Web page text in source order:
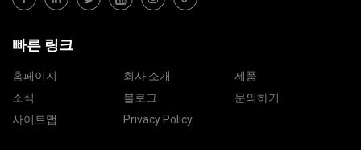
빠른 링크
홈페이지 회사 소개
제품
소식
블로그
문의하기
사이트맵
Privacy Policy